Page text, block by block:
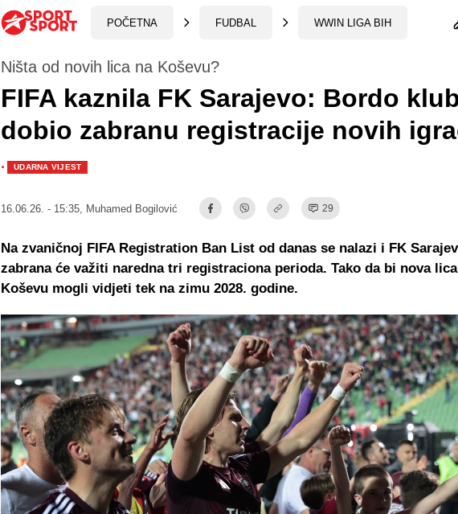
POČETNA FUDBAL WWIN LIGA BIH
Ništa od novih lica na Koševu?
FIFA kaznila FK Sarajevo: Bordo
dobio zabranu registracije novih
· UDARNA VIJEST
16.06.26. - 15:35, Muhamed Bogilović 29
Na zvaničnoj FIFA Registration Ban List od danas se nalazi i FK
zabrana će važiti naredna tri registraciona perioda. Tako da bi nova
Koševu mogli vidjeti tek na zimu 2028. godine.